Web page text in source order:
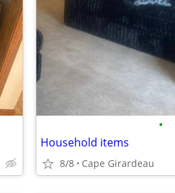
•
Household items
8/8 Cape Girardeau